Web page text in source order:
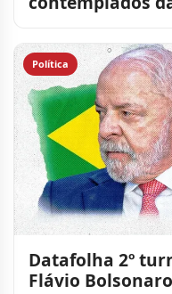
Política
Datafolha 2º
Flávio